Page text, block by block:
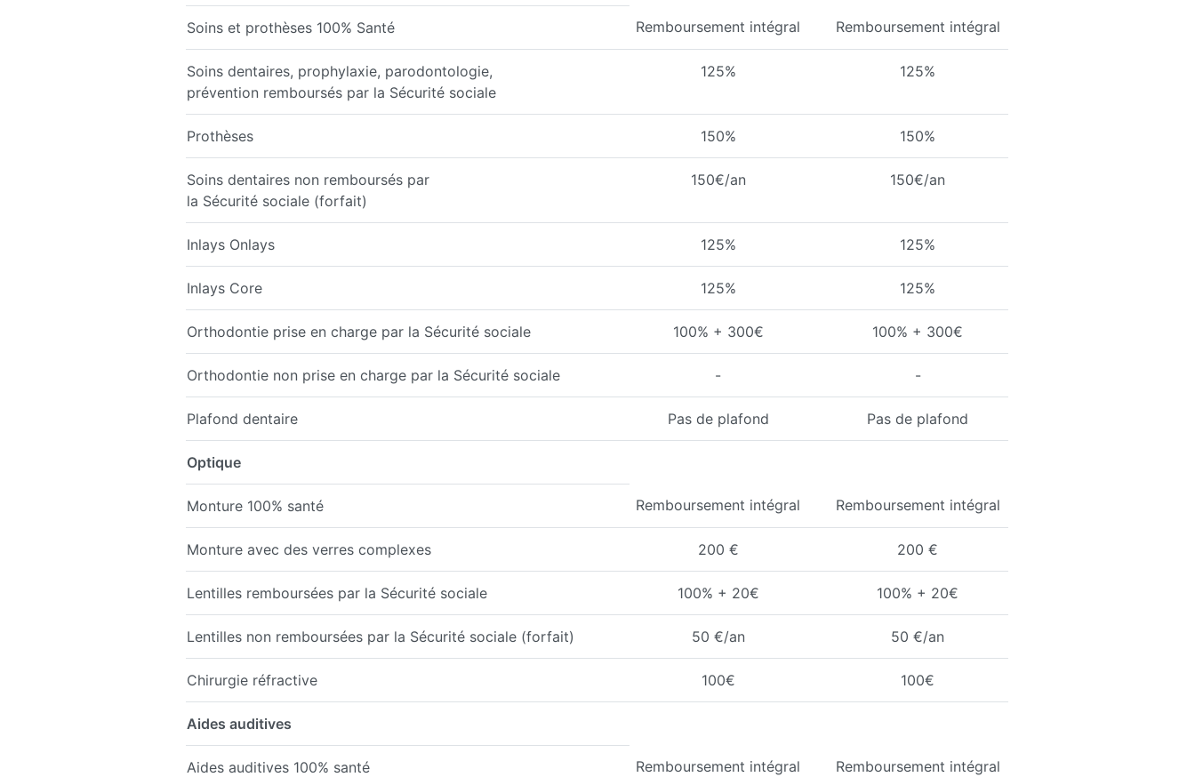
Soins et prothèses 100% Santé Remboursement intégral Remboursement intégral
Soins dentaires, prophylaxie, parodontologie,
prévention remboursés par la Sécurité sociale
125% 125%
Prothèses 150% 150%
Soins dentaires non remboursés par
la Sécurité sociale (forfait)
150€/an 150€/an
Inlays Onlays 125% 125%
Inlays Core 125% 125%
Orthodontie prise en charge par la Sécurité sociale 100% + 300€ 100% + 300€
Orthodontie non prise en charge par la Sécurité sociale - -
Plafond dentaire Pas de plafond Pas de plafond
Optique
Monture 100% santé Remboursement intégral Remboursement intégral
Monture avec des verres complexes 200 € 200 €
Lentilles remboursées par la Sécurité sociale 100% + 20€ 100% + 20€
Lentilles non remboursées par la Sécurité sociale (forfait) 50 €/an 50 €/an
Chirurgie réfractive 100€ 100€
Aides auditives
Aides auditives 100% santé Remboursement intégral Remboursement intégral